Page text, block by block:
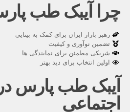
چرا آیبک طب
رهبر بازار ایران برای کمک به بینایی
تضمین نوآوری و کیفیت
شریکی مطمئن برای نمایندگی ها
اولین انتخاب برای دید بهتر
آیبک طب پارس
اجتماعی